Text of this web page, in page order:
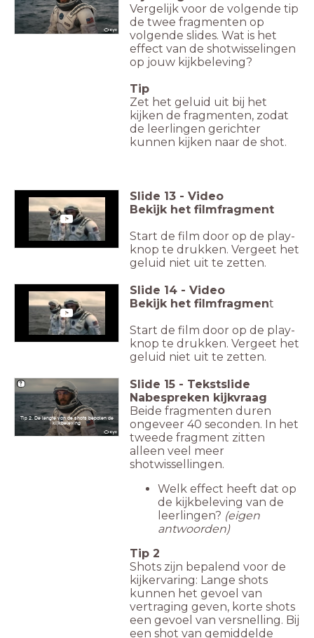
Vergelijk voor de volgende tip
de twee fragmenten op
volgende slides. Wat is het
effect van de shotwisselingen
op jouw kijkbeleving?
Tip
Zet het geluid uit bij het
kijken de fragmenten, zodat
de leerlingen gerichter
kunnen kijken naar de shot.
Slide 13 - Video
Bekijk het filmfragment
Start de film door op de play-
knop te drukken. Vergeet het
geluid niet uit te zetten.
Slide 14 - Video
Bekijk het filmfragment
Start de film door op de play-
knop te drukken. Vergeet het
geluid niet uit te zetten.
Tip 2. De lengte van de shots bepalen de
kijkbeleving
Slide 15 - Tekstslide
Nabespreken kijkvraag
Beide fragmenten duren
ongeveer 40 seconden. In het
tweede fragment zitten
alleen veel meer
shotwissellingen.
Welk effect heeft dat op
de kijkbeleving van de
leerlingen? (eigen
antwoorden)
Tip 2
Shots zijn bepalend voor de
kijkervaring: Lange shots
kunnen het gevoel van
vertraging geven, korte shots
een gevoel van versnelling. Bij
een shot van gemiddelde